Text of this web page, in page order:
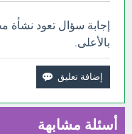
إجابة سؤال تعود نشأة
بالأعلى.
أسئلة مشابهة